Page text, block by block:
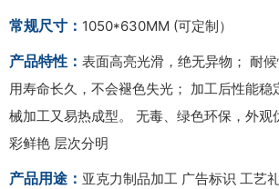
常规尺寸： 1050*630MM (可定制）
产品特性： 表面高亮光滑，绝无异物； 耐
用寿命长久，不会褪色失光； 加工后性能稳
械加工又易热成型。 无毒、绿色环保，外观
彩鲜艳 层次分明
产品用途： 亚克力制品加工 广告标识 工艺